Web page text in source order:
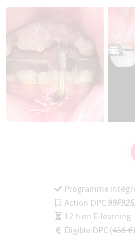
Programme
Action DPC
12 h en E-learning
Éligible DPC (436 €)